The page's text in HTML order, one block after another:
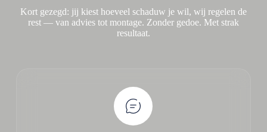
Kort gezegd: jij kiest hoeveel schaduw je wil, wij regelen de
rest — van advies tot montage. Zonder gedoe. Met strak
resultaat.